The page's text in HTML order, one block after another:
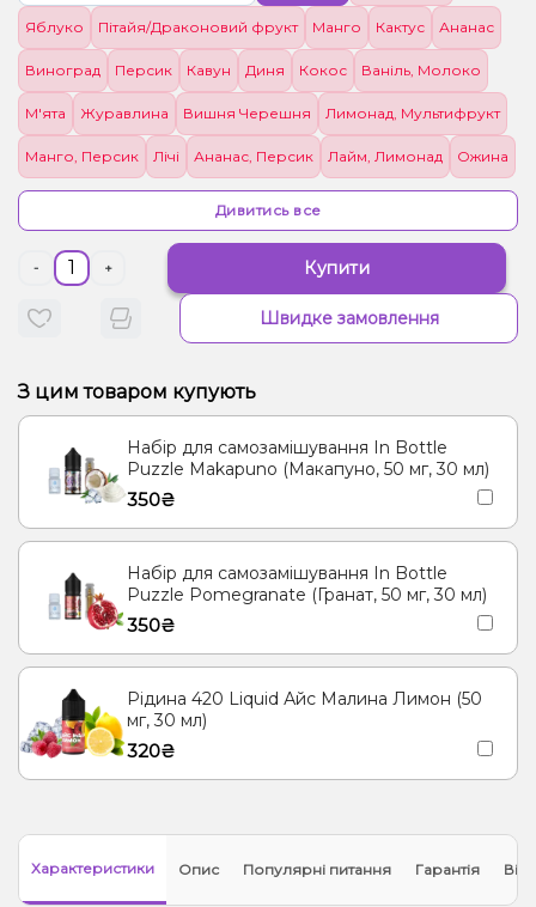
Яблуко Пітайя/Драконовий фрукт Манго Кактус Ананас
Виноград Персик Кавун Диня Кокос Ваніль, Молоко
М'ята Журавлина Вишня Черешня Лимонад, Мультифрукт
Манго, Персик Лічі Ананас, Персик Лайм, Лимонад Ожина
Жуйка (фруктова) Ягоди Алое
Лід/Холодок, Ягоди
Жуйка (м'ятна) Тютюн Кокос, Лід/Холодок, Вершки/Крем
Фейхоа Помело Лід/Холодок, Лимонад, Огірок Малина
Гранат Банан, Молоко Полуниця, Молоко
Кориця, Прянощі/Спеції, Чай
Ваніль, Морозиво
Дивитись все
- + Купити
Швидке замовлення
З цим товаром купують
Набір для самозамішування In Bottle
Puzzle Makapuno (Макапуно, 50 мг, 30 мл)
350₴
Набір для самозамішування In Bottle
Puzzle Pomegranate (Гранат, 50 мг, 30 мл)
350₴
Рідина 420 Liquid Айс Малина Лимон (50
мг, 30 мл)
320₴
Характеристики Опис Популярні питання Гарантія